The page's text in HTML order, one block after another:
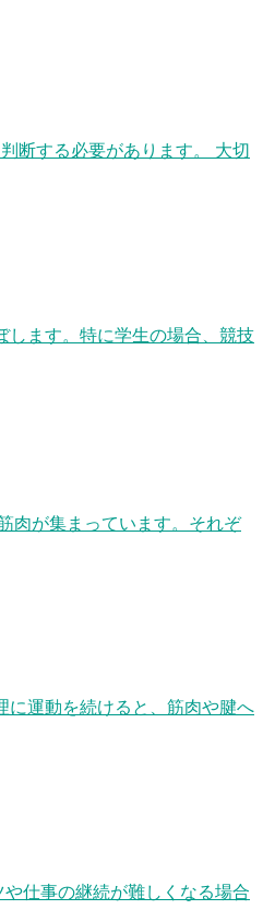
断する必要があります。 大切
します。特に学生の場合、競技
肉が集まっています。それぞ
に運動を続けると、筋肉や腱へ
仕事の継続が難しくなる場合